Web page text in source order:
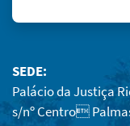
SEDE:
Palácio da Justiça
s/nº Centro